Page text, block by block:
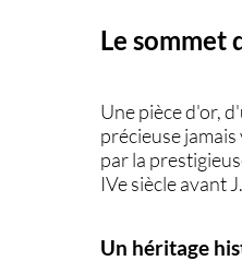
Le sommet
Une pièce d'or,
précieuse
par la
IVe siècle avant
Un héritage